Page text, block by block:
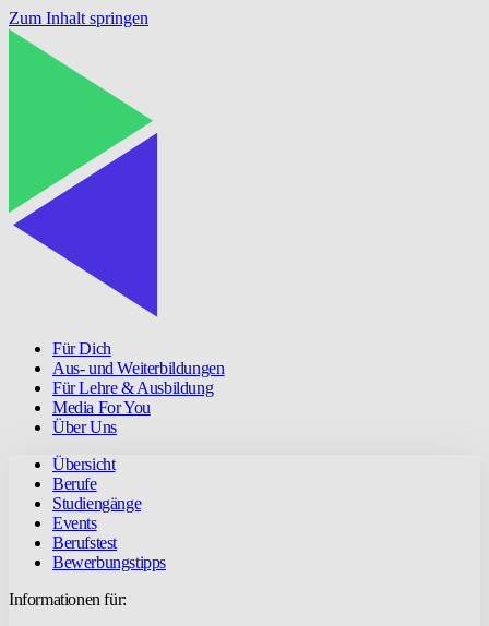
Zum Inhalt springen
Für Dich
Aus- und Weiterbildungen
Für Lehre & Ausbildung
Media For You
Über Uns
Übersicht
Berufe
Studiengänge
Events
Berufstest
Bewerbungstipps
Informationen für: